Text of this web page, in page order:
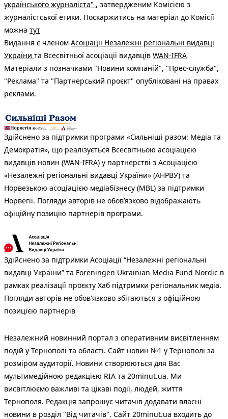
українського журналіста" , затвердженим Комісією з
журналістської етики. Поскаржитись на матеріал до Комісії
можна тут
Видання є членом Асоціації Незалежні регіональні видавці
України та Всесвітньої асоціації видавців WAN-IFRA
Матеріали з позначками "Новини компаній", "Прес-служба",
"Реклама" та "Партнерський проєкт" опубліковані на правах
реклами.
Здійснено за підтримки програми «Сильніші разом: Медіа та
Демократія», що реалізується Всесвітньою асоціацією
видавців новин (WAN-IFRA) у партнерстві з Асоціацією
«Незалежні регіональні видавці України» (АНРВУ) та
Норвезькою асоціацією медіабізнесу (MBL) за підтримки
Норвегії. Погляди авторів не обов’язково відображають
офіційну позицію партнерів програми.
Здійснено за підтримки Асоціації “Незалежні регіональні
видавці України” та Foreningen Ukrainian Media Fund Nordic в
рамках реалізації проєкту Хаб підтримки регіональних медіа.
Погляди авторів не обов'язково збігаються з офіційною
позицією партнерів
Незалежний новинний портал з оперативним висвітленням
подій у Тернополі та області. Сайт новин №1 у Тернополі за
розміром аудиторії. Новини створюються для Вас
мультимедійною редакцією RIA та 20minut.ua. Ми
висвітлюємо важливі та цікаві події, людей, життя
Тернополя. Редакція запрошує читачів додавати власні
новини в розділ "Від читачів". Сайт 20minut.ua входить до